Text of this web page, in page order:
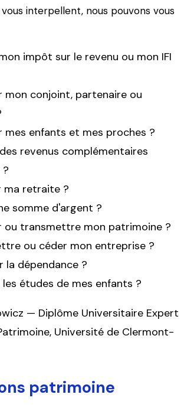
interpellent, nous pouvons vous
impôt sur le revenu ou mon IFI
mon conjoint, partenaire ou
mes enfants et mes proches ?
revenus complémentaires
ma retraite ?
somme d'argent ?
ou transmettre mon patrimoine ?
ou céder mon entreprise ?
la dépendance ?
les études de mes enfants ?
— Diplôme Universitaire Expert
Université de Clermont-
patrimoine